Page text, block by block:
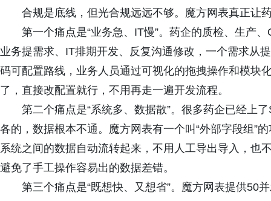
合规是底线，但光合规远远不够。魔方网表真正让
第一个痛点是“业务急、IT慢”。药企的质检、生产
业务提需求、IT排期开发、反复沟通修改，一个需求从
码可配置路线，业务人员通过可视化的拖拽操作和模块
了，直接改配置就行，不用再走一遍开发流程。
第二个痛点是“系统多、数据散”。很多药企已经上
各的，数据根本不通。魔方网表有一个叫“外部字段组”
系统之间的数据自动流转起来，不用人工导出导入，也
避免了手工操作容易出的数据差错。
第三个痛点是“既想快、又想省”。魔方网表提供50